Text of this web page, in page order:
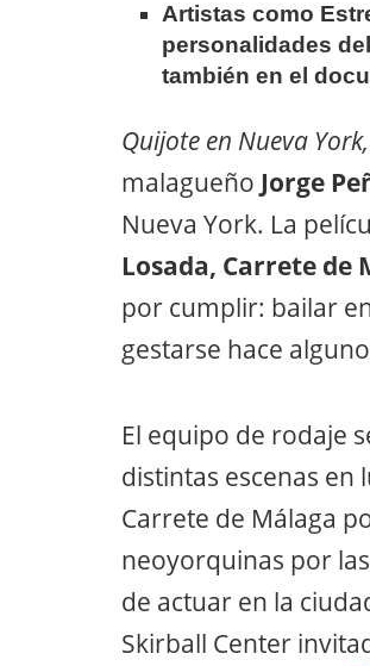
Artistas como
personalidades
también en el docu
Quijote en Nueva York,
malagueño Jorge
Nueva York. La
Losada, Carrete de
por cumplir: bailar
gestarse hace
El equipo de rodaje
distintas escenas en
Carrete de Málaga
neoyorquinas por
de actuar en la
Skirball Center